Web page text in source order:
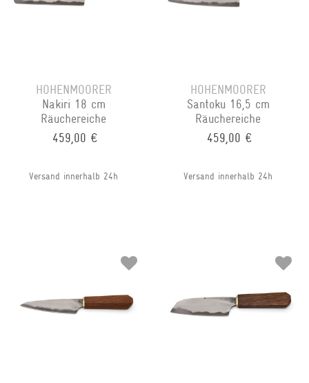
HOHENMOORER
Nakiri 18 cm
Räuchereiche
459,00 €
Versand innerhalb 24h
HOHENMOORER
Santoku 16,5 cm
Räuchereiche
459,00 €
Versand innerhalb 24h